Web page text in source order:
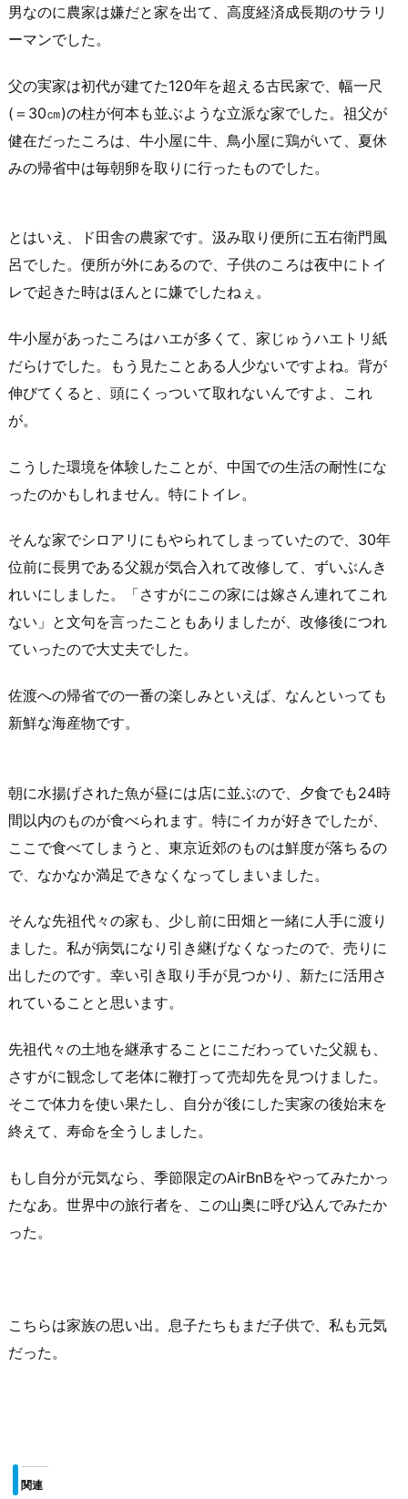
男なのに農家は嫌だと家を出て、高度経済成長期のサラリ
ーマンでした。
父の実家は初代が建てた120年を超える古民家で、幅一尺
(＝30㎝)の柱が何本も並ぶような立派な家でした。祖父が
健在だったころは、牛小屋に牛、鳥小屋に鶏がいて、夏休
みの帰省中は毎朝卵を取りに行ったものでした。
とはいえ、ド田舎の農家です。汲み取り便所に五右衛門風
呂でした。便所が外にあるので、子供のころは夜中にトイ
レで起きた時はほんとに嫌でしたねぇ。
牛小屋があったころはハエが多くて、家じゅうハエトリ紙
だらけでした。もう見たことある人少ないですよね。背が
伸びてくると、頭にくっついて取れないんですよ、これ
が。
こうした環境を体験したことが、中国での生活の耐性にな
ったのかもしれません。特にトイレ。
そんな家でシロアリにもやられてしまっていたので、30年
位前に長男である父親が気合入れて改修して、ずいぶんき
れいにしました。「さすがにこの家には嫁さん連れてこれ
ない」と文句を言ったこともありましたが、改修後につれ
ていったので大丈夫でした。
佐渡への帰省での一番の楽しみといえば、なんといっても
新鮮な海産物です。
朝に水揚げされた魚が昼には店に並ぶので、夕食でも24時
間以内のものが食べられます。特にイカが好きでしたが、
ここで食べてしまうと、東京近郊のものは鮮度が落ちるの
で、なかなか満足できなくなってしまいました。
そんな先祖代々の家も、少し前に田畑と一緒に人手に渡り
ました。私が病気になり引き継げなくなったので、売りに
出したのです。幸い引き取り手が見つかり、新たに活用さ
れていることと思います。
先祖代々の土地を継承することにこだわっていた父親も、
さすがに観念して老体に鞭打って売却先を見つけました。
そこで体力を使い果たし、自分が後にした実家の後始末を
終えて、寿命を全うしました。
もし自分が元気なら、季節限定のAirBnBをやってみたかっ
たなあ。世界中の旅行者を、この山奥に呼び込んでみたか
った。
こちらは家族の思い出。息子たちもまだ子供で、私も元気
だった。
関連